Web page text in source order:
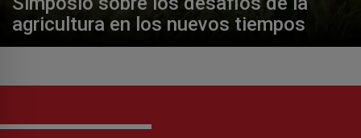
agricultura en los nuevos tiempos